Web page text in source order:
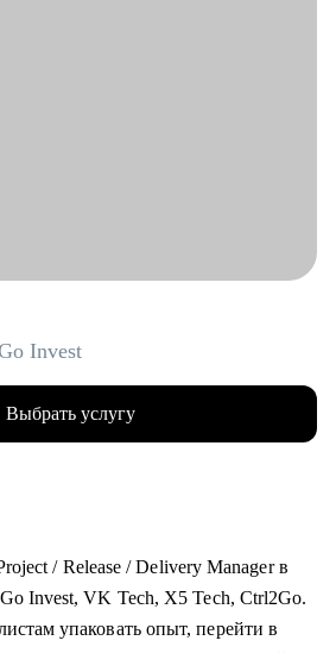
Invest
Выбрать услугу
/ Release / Delivery Manager в
Invest, VK Tech, X5 Tech, Ctrl2Go.
упаковать опыт, перейти в